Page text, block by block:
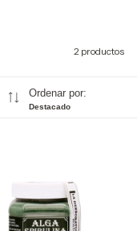
2 productos
Ordenar por:
Destacado